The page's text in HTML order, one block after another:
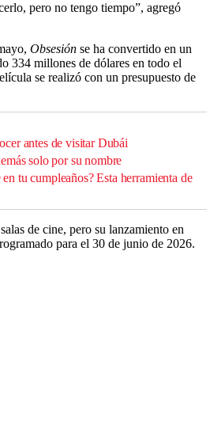
pero no tengo tiempo”, agregó
Obsesión se ha convertido en un
334 millones de dólares en todo el
se realizó con un presupuesto de
antes de visitar Dubái
solo por su nombre
tu cumpleaños? Esta herramienta de
de cine, pero su lanzamiento en
para el 30 de junio de 2026.